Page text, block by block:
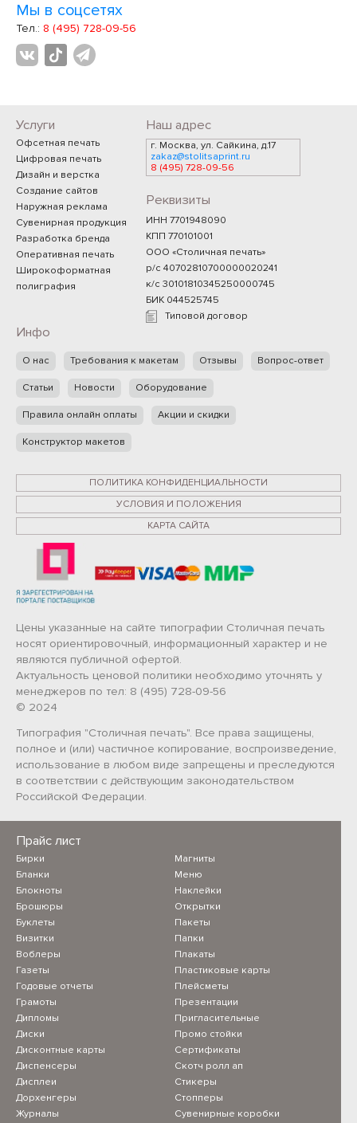
Мы в соцсетях
Тел.: 8 (495) 728-09-56
Прайс лист
Бирки
Бланки
Блокноты
Брошюры
Буклеты
Визитки
Воблеры
Газеты
Годовые отчеты
Грамоты
Дипломы
Диски
Дисконтные карты
Диспенсеры
Дисплеи
Дорхенгеры
Журналы
Магниты
Меню
Наклейки
Открытки
Пакеты
Папки
Плакаты
Пластиковые карты
Плейсметы
Презентации
Пригласительные
Промо стойки
Сертификаты
Скотч ролл ап
Стикеры
Стопперы
Сувенирные коробки
Услуги
Офсетная печать
Цифровая печать
Дизайн и верстка
Создание сайтов
Наружная реклама
Сувенирная продукция
Разработка бренда
Оперативная печать
Широкоформатная
полиграфия
Наш адрес
г. Москва, ул. Сайкина, д.17
zakaz@stolitsaprint.ru
8 (495) 728-09-56
Реквизиты
ИНН 7701948090
КПП 770101001
ООО «Столичная печать»
р/с 40702810700000020241
к/с 30101810345250000745
БИК 044525745
Типовой договор
Инфо
О нас Требования к макетам Отзывы Вопрос-ответ
Статьи Новости Оборудование
Правила онлайн оплаты Акции и скидки
Конструктор макетов
ПОЛИТИКА КОНФИДЕНЦИАЛЬНОСТИ
УСЛОВИЯ И ПОЛОЖЕНИЯ
КАРТА САЙТА
Цены указанные на сайте типографии Столичная печать
носят ориентировочный, информационный характер и не
являются публичной офертой.
Актуальность ценовой политики необходимо уточнять у
менеджеров по тел: 8 (495) 728-09-56
© 2024
Типография "Столичная печать". Все права защищены,
полное и (или) частичное копирование, воспроизведение,
использование в любом виде запрещены и преследуются
в соответствии с действующим законодательством
Российской Федерации.